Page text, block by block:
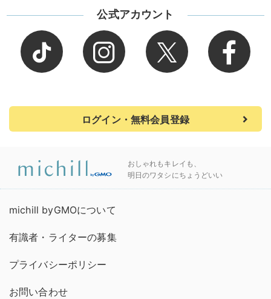
公式アカウント
ログイン・無料会員登録
おしゃれもキレイも、
明日のワタシにちょうどいい
michill byGMOについて
有識者・ライターの募集
プライバシーポリシー
お問い合わせ